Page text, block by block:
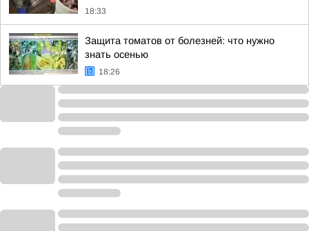
18:33
Защита томатов от болезней: что нужно
знать осенью
18:26